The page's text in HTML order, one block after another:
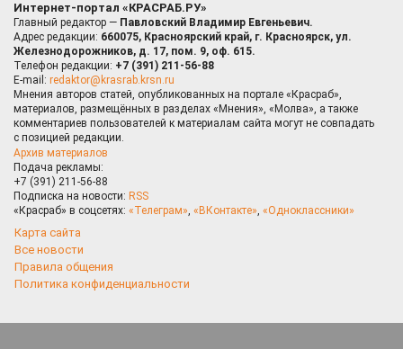
Интернет-портал «КРАСРАБ.РУ»
Главный редактор — Павловский Владимир Евгеньевич.
Адрес редакции: 660075, Красноярский край, г. Красноярск, ул.
Железнодорожников, д. 17, пом. 9, оф. 615.
Телефон редакции: +7 (391) 211-56-88
E-mail: redaktor@krasrab.krsn.ru
Мнения авторов статей, опубликованных на портале «Красраб»,
материалов, размещённых в разделах «Мнения», «Молва», а также
комментариев пользователей к материалам сайта могут не совпадать
с позицией редакции.
Архив материалов
Подача рекламы:
+7 (391) 211-56-88
Подписка на новости: RSS
«Красраб» в соцсетях: «Телеграм», «ВКонтакте», «Одноклассники»
Карта сайта
Все новости
Правила общения
Политика конфиденциальности